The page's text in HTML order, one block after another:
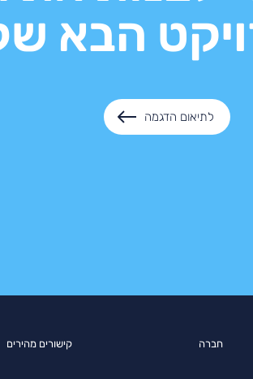
הבא
לתיאום הדגמה
חברה קישורים מהירים